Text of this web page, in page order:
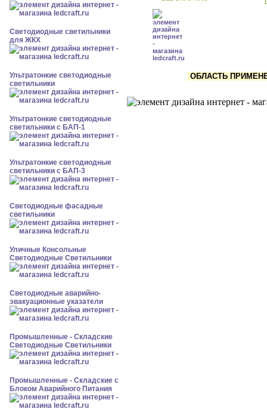
Светодиодные светильники
для ЖКХ
Ультратонкие светодиодные
светильники
Ультратонкие светодиодные
светильники с БАП-1
Ультратонкие светодиодные
светильники с БАП-3
Светодиодные фасадные
светильники
Уличные Консольные
Светодиодные Светильники
Светодиодные аварийно-
эвакуационные указатели
Промышленные - Складские
Светодиодные Светильники
Промышленные - Складские с
Блоком Аварийного Питания
ОБЛАСТЬ